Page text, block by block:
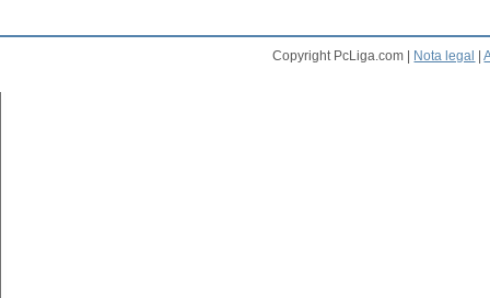
Copyright PcLiga.com | Nota legal |